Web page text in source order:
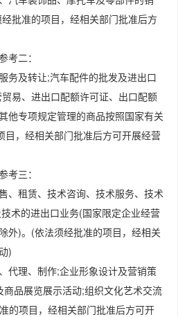
批准的项目，经相关部门批准后方
考二：
务及转让;汽车配件的批发及进出口
易、进出口配额许可证、出口配额
他专项规定管理的商品按照国家有关
目，经相关部门批准后方可开展经营
考三：
、租赁、技术咨询、技术服务、技术
术的进出口业务(国家限定企业经营
外)。(依法须经批准的项目，经相关
)
代理、制作;企业形象设计及营销策
品展览展示活动;组织文化艺术交流
的项目，经相关部门批准后方可开